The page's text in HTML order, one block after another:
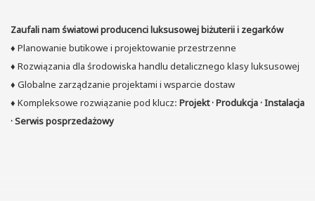
Zaufali nam światowi producenci luksusowej biżuterii i zegarków
♦ Planowanie butikowe i projektowanie przestrzenne
♦ Rozwiązania dla środowiska handlu detalicznego klasy luksusowej
♦ Globalne zarządzanie projektami i wsparcie dostaw
♦ Kompleksowe rozwiązanie pod klucz: Projekt · Produkcja · Instalacja
· Serwis posprzedażowy